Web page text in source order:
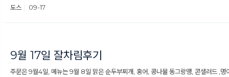
도스 09-17
9월 17일 잘차림후기
주문은 9월4일, 메뉴는 9월 8일 맑은 순두부찌개, 홍어, 콩나물 동그랑떙, 콘샐러드 ,명